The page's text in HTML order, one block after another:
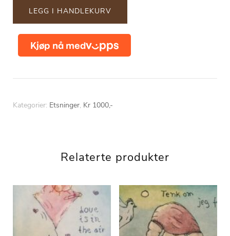
LEGG I HANDLEKURV
Kategorier: Etsninger, Kr 1000,-
Relaterte produkter